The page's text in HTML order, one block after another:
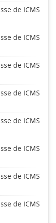
de ICMS
de ICMS
de ICMS
de ICMS
de ICMS
de ICMS
de ICMS
de ICMS